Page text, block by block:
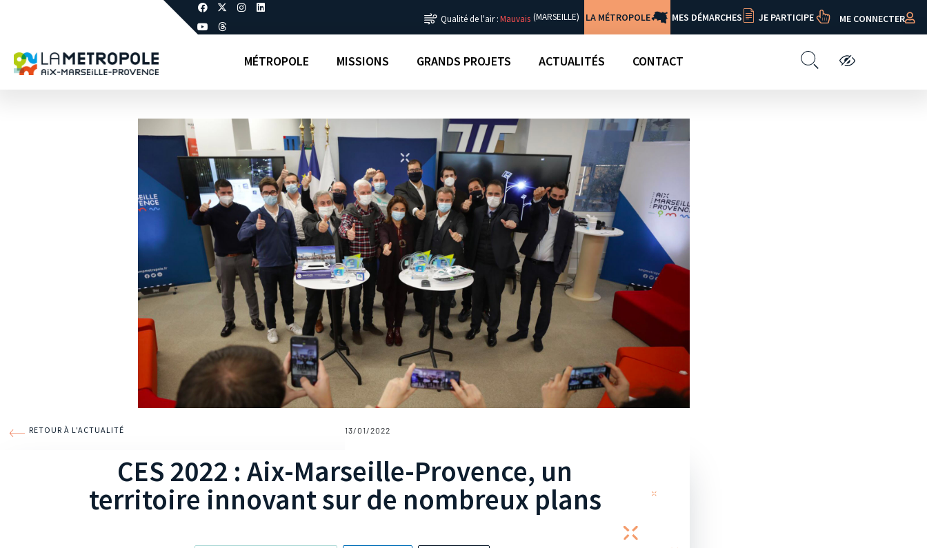
Qualité de l'air :Mauvais (MARSEILLE) LA MÉTROPOLE MES DÉMARCHES JE PARTICIPE ME CONNECTER
MÉTROPOLE MISSIONS GRANDS PROJETS ACTUALITÉS CONTACT
RETOUR À L'ACTUALITÉ 13/01/2022
CES 2022 : Aix-Marseille-Provence, un
territoire innovant sur de nombreux plans